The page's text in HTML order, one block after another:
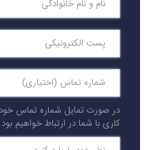
در صورت تمایل شماره تماس خود
کاری با شما در ارتباط خواهیم بود.